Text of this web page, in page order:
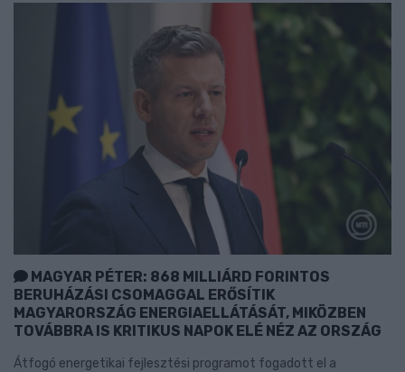
MAGYAR PÉTER: 868 MILLIÁRD FORINTOS
BERUHÁZÁSI CSOMAGGAL ERŐSÍTIK
MAGYARORSZÁG ENERGIAELLÁTÁSÁT, MIKÖZBEN
TOVÁBBRA IS KRITIKUS NAPOK ELÉ NÉZ AZ ORSZÁG
Átfogó energetikai fejlesztési programot fogadott el a